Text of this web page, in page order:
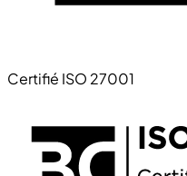
Certifié ISO 27001